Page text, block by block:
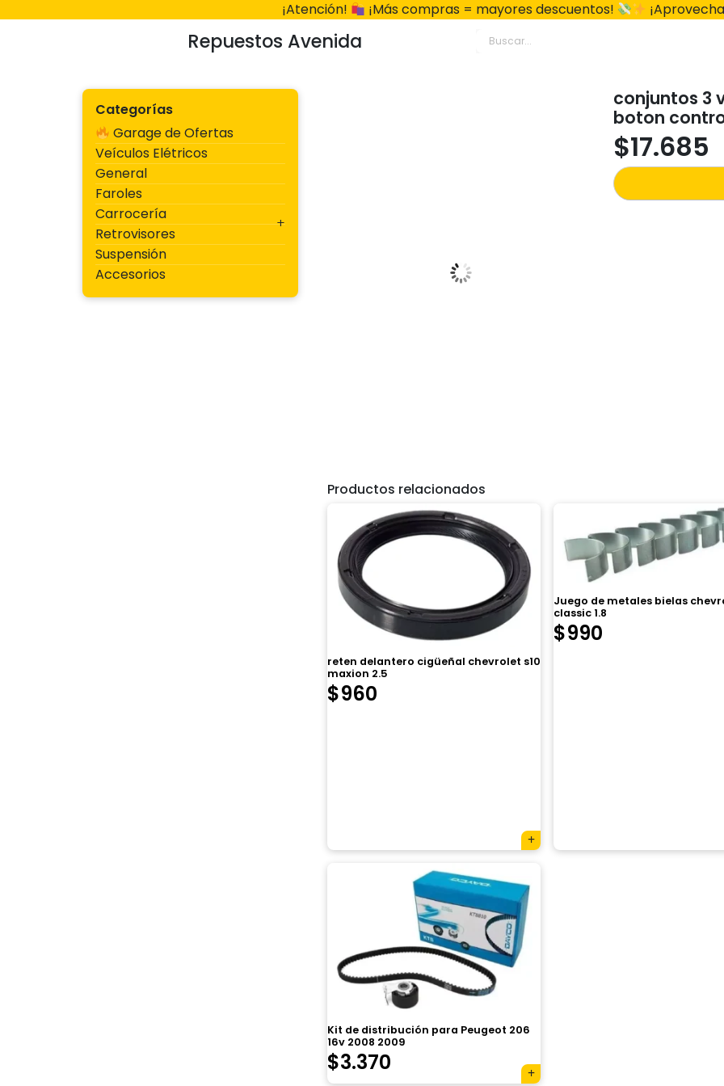
¡Atención! ¡Más compras = mayores descuentos!
Repuestos Avenida
Categorías
Garage de Ofertas
Veículos Elétricos
General
Faroles
Carrocería
Retrovisores
Suspensión
Accesorios
conjuntos 3
boton
$17.685
Productos relacionados
reten delantero cigüeñal chevrolet s10
maxion 2.5
$960
Juego de metales bielas
classic 1.8
$990
Kit de distribución para Peugeot 206
16v 2008 2009
$3.370